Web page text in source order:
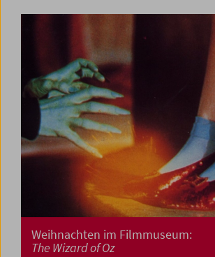
Weihnachten im Filmmuseum:
The Wizard of Oz